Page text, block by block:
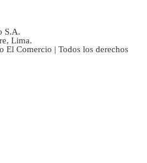
S.A.
Lima.
El Comercio | Todos los derechos